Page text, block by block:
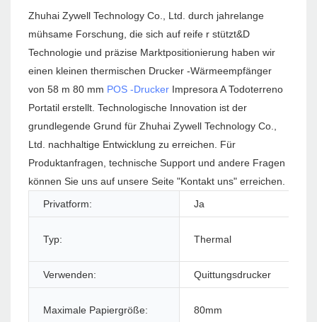
Zhuhai Zywell Technology Co., Ltd. durch jahrelange
mühsame Forschung, die sich auf reife r stützt&D
Technologie und präzise Marktpositionierung haben wir
einen kleinen thermischen Drucker -Wärmeempfänger
von 58 m 80 mm POS -Drucker Impresora A Todoterreno
Portatil erstellt. Technologische Innovation ist der
grundlegende Grund für Zhuhai Zywell Technology Co.,
Ltd. nachhaltige Entwicklung zu erreichen. Für
Produktanfragen, technische Support und andere Fragen
können Sie uns auf unsere Seite "Kontakt uns" erreichen.
Privatform:
Ja
Typ: Thermal
Verwenden: Quittungsdrucker
Maximale Papiergröße: 80mm